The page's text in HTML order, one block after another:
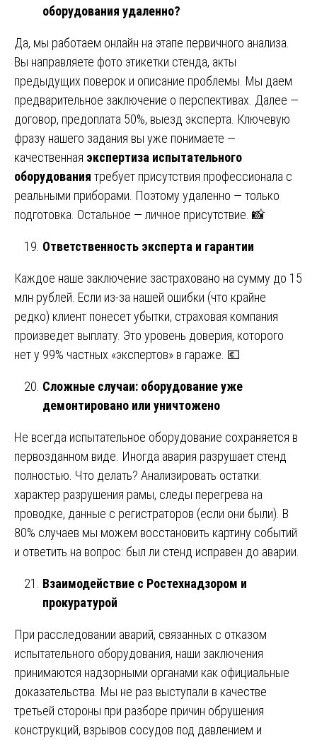
оборудования удаленно?
Да, мы работаем онлайн на этапе первичного анализа.
Вы направляете фото этикетки стенда, акты
предыдущих поверок и описание проблемы. Мы даем
предварительное заключение о перспективах. Далее —
договор, предоплата 50%, выезд эксперта. Ключевую
фразу нашего задания вы уже понимаете —
качественная экспертиза испытательного
оборудования требует присутствия профессионала с
реальными приборами. Поэтому удаленно — только
подготовка. Остальное — личное присутствие. 📸
Ответственность эксперта и гарантии
Каждое наше заключение застраховано на сумму до 15
млн рублей. Если из-за нашей ошибки (что крайне
редко) клиент понесет убытки, страховая компания
произведет выплату. Это уровень доверия, которого
нет у 99% частных «экспертов» в гараже. 💶
Сложные случаи: оборудование уже
демонтировано или уничтожено
Не всегда испытательное оборудование сохраняется в
первозданном виде. Иногда авария разрушает стенд
полностью. Что делать? Анализировать остатки:
характер разрушения рамы, следы перегрева на
проводке, данные с регистраторов (если они были). В
80% случаев мы можем восстановить картину событий
и ответить на вопрос: был ли стенд исправен до аварии.
Взаимодействие с Ростехнадзором и
прокуратурой
При расследовании аварий, связанных с отказом
испытательного оборудования, наши заключения
принимаются надзорными органами как официальные
доказательства. Мы не раз выступали в качестве
третьей стороны при разборе причин обрушения
конструкций, взрывов сосудов под давлением и